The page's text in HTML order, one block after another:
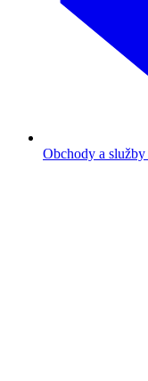
Obchody a služby